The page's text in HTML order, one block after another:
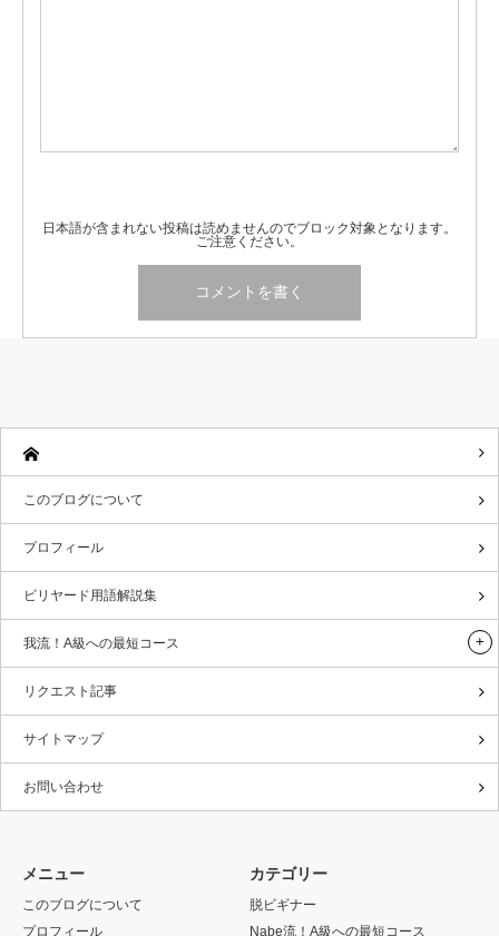
日本語が含まれない投稿は読めませんのでブロック対象となります。
ご注意ください。
このブログについて
プロフィール
ビリヤード用語解説集
我流！A級への最短コース
リクエスト記事
サイトマップ
お問い合わせ
メニュー
このブログについて
プロフィール
カテゴリー
脱ビギナー
Nabe流！A級への最短コース